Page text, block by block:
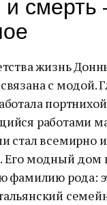
и
жизнь
с модой.
работами
стал всемирно
Его модный дом
фамилию рода: